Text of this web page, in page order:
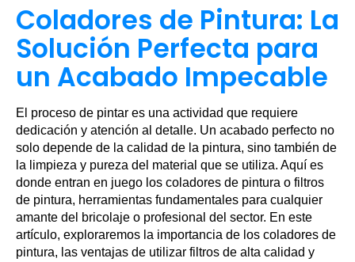
Coladores de Pintura: La
Solución Perfecta para
un Acabado Impecable
El proceso de pintar es una actividad que requiere
dedicación y atención al detalle. Un acabado perfecto no
solo depende de la calidad de la pintura, sino también de
la limpieza y pureza del material que se utiliza. Aquí es
donde entran en juego los coladores de pintura o filtros
de pintura, herramientas fundamentales para cualquier
amante del bricolaje o profesional del sector. En este
artículo, exploraremos la importancia de los coladores de
pintura, las ventajas de utilizar filtros de alta calidad y